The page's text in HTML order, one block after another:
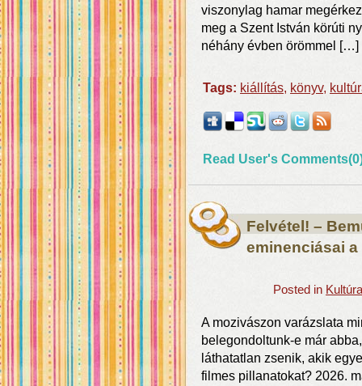
viszonylag hamar
meg a Szent István körúti
néhány évben örömmel […]
Tags: kiállítás, könyv,
Read User's
Felvétel! –
eminenciásai a
Posted in
A mozivászon varázslata
belegondoltunk-e már
láthatatlan zsenik, akik
filmes pillanatokat? 2026.